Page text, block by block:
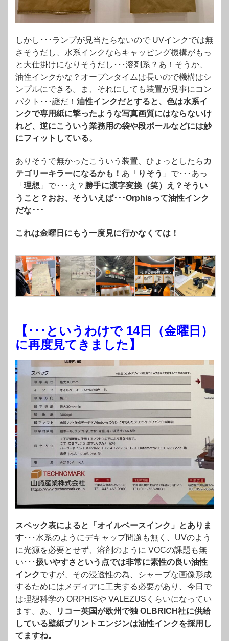
しかし･･･ランプが見当たらないので UVインクでは無
さそうだし、水系インクならキャッピング機構がもっ
と大仕掛けになりそうだし･･･溶剤系？あ！そうか、
油性インクかな？オープンタイムは長いので機構はシ
ンプルにできる。ま、それにしても装置が見事にコン
パクト･･･謎だ！ 油性インクだとすると、色は水系イ
ンクで専用紙に撃ったような写真画質にはならないけ
れど、逆にこういう業務用の袋や段ボールなどには妙
にフィットしている。
ありそうで無かったこういう装置、ひょっとしたらカ
テゴリーキラーになるかも！ あ「 りそう 」で･･･あっ
「 理想 」で･･･え？ 勝手に漢字変換（笑）え？そうい
うこと？おお、そういえば･･･Orphisって油性インク
だな･･･
これは金曜日にもう一度見に行かなくては！
【･･･というわけで 14日（金曜日）
に再度見てきました】
スペック表によると「オイルベースインク」とありま
す･･･水系のようにデキャップ問題も無く、UVのよう
に光源を必要とせず、溶剤のように VOCの課題も無
い･･･扱いやすさという点では非常に素性の良い油性
インクですが、その浸透性の為、シャープな画像形成
するためにはメディアに工夫する必要があり、今日で
は理想科学の ORPHISや VALEZUSくらいになってい
ます。あ、
リコー英国が欧州で独 OLBRICH社に供給
している壁紙プリントエンジンは油性インクを採用し
てますね。